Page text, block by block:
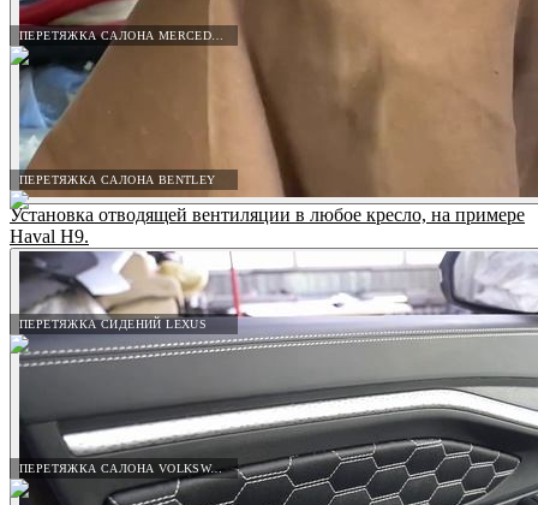
ПЕРЕТЯЖКА САЛОНА BENTLEY
ПЕРЕТЯЖКА СИДЕНИЙ LEXUS
ПЕРЕТЯЖКА САЛОНА VOLKSWAGEN
Установка отводящей вентиляции в любое кресло, на примере
Haval H9.